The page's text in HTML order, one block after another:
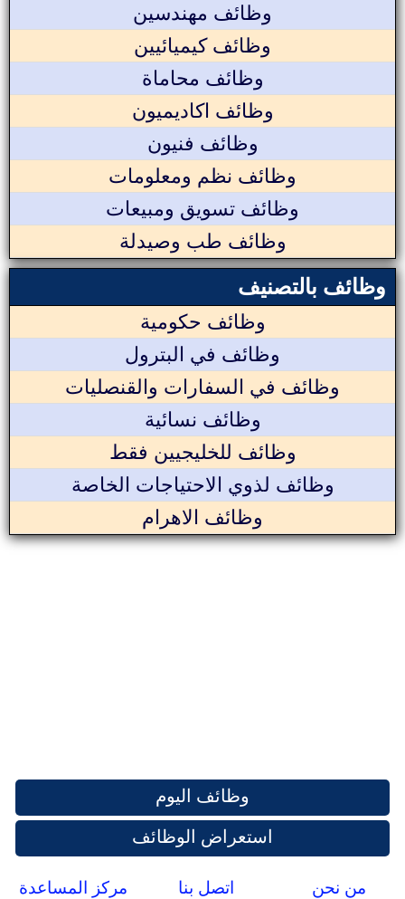
وظائف مهندسين
وظائف كيميائيين
وظائف محاماة
وظائف اكاديميون
وظائف فنيون
وظائف نظم ومعلومات
وظائف تسويق ومبيعات
وظائف طب وصيدلة
وظائف بالتصنيف
وظائف حكومية
وظائف في البترول
وظائف في السفارات والقنصليات
وظائف نسائية
وظائف للخليجيين فقط
وظائف لذوي الاحتياجات الخاصة
وظائف الاهرام
وظائف اليوم
استعراض الوظائف
من نحن اتصل بنا مركز المساعدة